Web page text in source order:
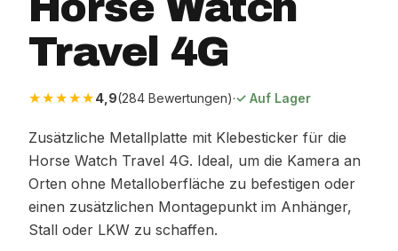
Travel 4G
★★★★★4,9(284 Bewertungen)·✓ Auf Lager
Zusätzliche Metallplatte mit Klebesticker für die
Horse Watch Travel 4G. Ideal, um die Kamera an
Orten ohne Metalloberfläche zu befestigen oder
einen zusätzlichen Montagepunkt im Anhänger,
Stall oder LKW zu schaffen.